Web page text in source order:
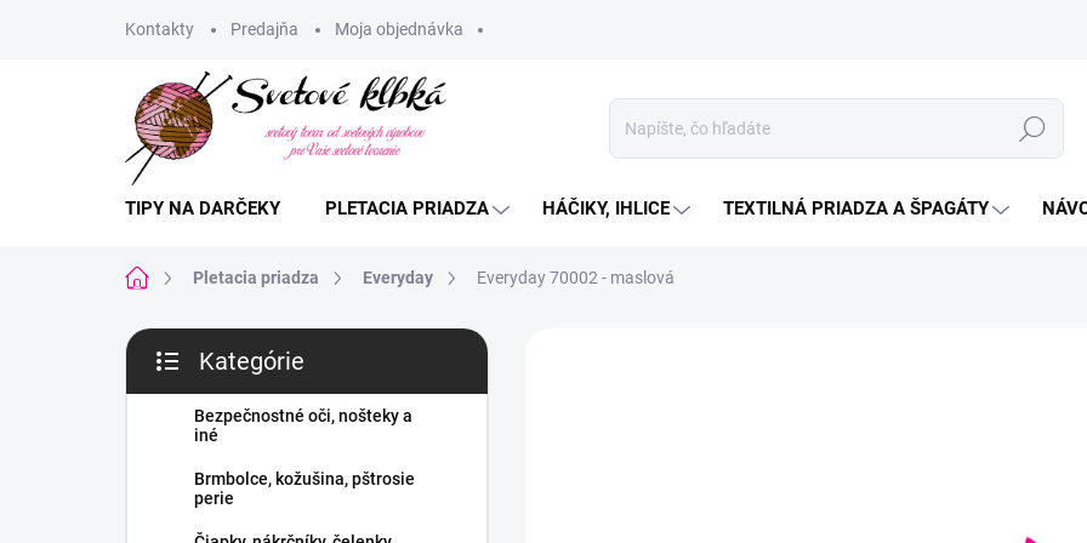
Kontakty Predajňa Moja objednávka
Hľadať
TIPY NA DARČEKY PLETACIA PRIADZA HÁČIKY, IHLICE TEXTILNÁ PRIADZA A ŠPAGÁTY
DomovPletacia priadza Everyday Everyday 70002 - maslová
B
č
kategórie
Kategórie
Bezpečnostné oči, nošteky a
iné
Brmbolce, kožušina, pštrosie
perie